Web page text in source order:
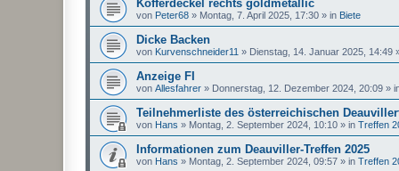
Kofferdeckel rechts goldmetallic
von Peter68 » Montag, 7. April 2025, 17:30 » in Biete
Dicke Backen
von Kurvenschneider11 » Dienstag, 14. Januar 2025, 14:49
Anzeige FI
von Allesfahrer » Donnerstag, 12. Dezember 2024, 20:09 »
Teilnehmerliste des österreichischen
von Hans » Montag, 2. September 2024, 10:10 » in Treffen
Informationen zum Deauviller-Treffen 2025
von Hans » Montag, 2. September 2024, 09:57 » in Treffen